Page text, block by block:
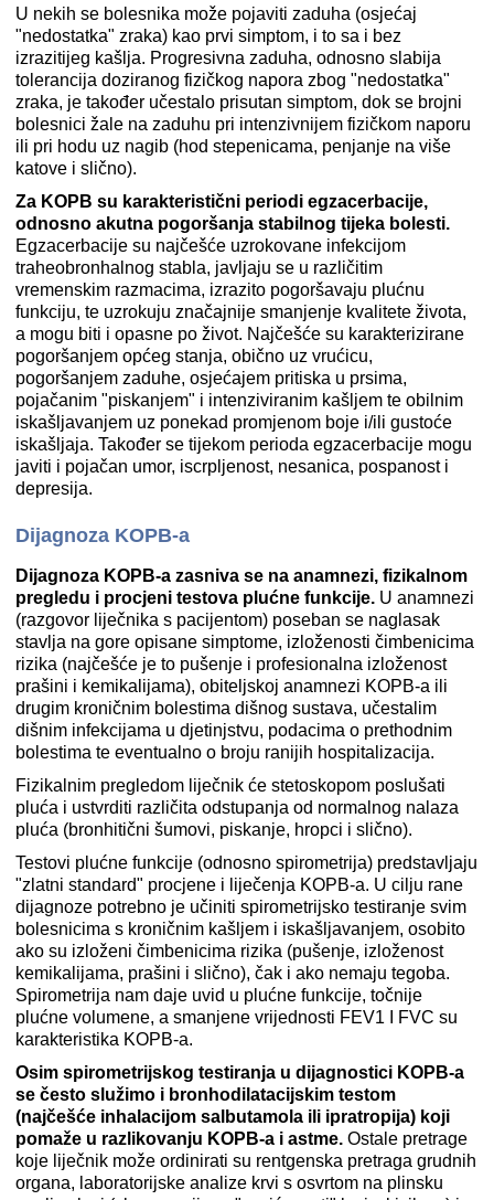
U nekih se bolesnika može pojaviti zaduha (osjećaj
"nedostatka" zraka) kao prvi simptom, i to sa i bez
izrazitijeg kašlja. Progresivna zaduha, odnosno slabija
tolerancija doziranog fizičkog napora zbog "nedostatka"
zraka, je također učestalo prisutan simptom, dok se brojni
bolesnici žale na zaduhu pri intenzivnijem fizičkom naporu
ili pri hodu uz nagib (hod stepenicama, penjanje na više
katove i slično).
Za KOPB su karakteristični periodi egzacerbacije,
odnosno akutna pogoršanja stabilnog tijeka bolesti.
Egzacerbacije su najčešće uzrokovane infekcijom
traheobronhalnog stabla, javljaju se u različitim
vremenskim razmacima, izrazito pogoršavaju plućnu
funkciju, te uzrokuju značajnije smanjenje kvalitete života,
a mogu biti i opasne po život. Najčešće su karakterizirane
pogoršanjem općeg stanja, obično uz vrućicu,
pogoršanjem zaduhe, osjećajem pritiska u prsima,
pojačanim "piskanjem" i intenziviranim kašljem te obilnim
iskašljavanjem uz ponekad promjenom boje i/ili gustoće
iskašljaja. Također se tijekom perioda egzacerbacije mogu
javiti i pojačan umor, iscrpljenost, nesanica, pospanost i
depresija.
Dijagnoza KOPB-a
Dijagnoza KOPB-a zasniva se na anamnezi, fizikalnom
pregledu i procjeni testova plućne funkcije. U anamnezi
(razgovor liječnika s pacijentom) poseban se naglasak
stavlja na gore opisane simptome, izloženosti čimbenicima
rizika (najčešće je to pušenje i profesionalna izloženost
prašini i kemikalijama), obiteljskoj anamnezi KOPB-a ili
drugim kroničnim bolestima dišnog sustava, učestalim
dišnim infekcijama u djetinjstvu, podacima o prethodnim
bolestima te eventualno o broju ranijih hospitalizacija.
Fizikalnim pregledom liječnik će stetoskopom poslušati
pluća i ustvrditi različita odstupanja od normalnog nalaza
pluća (bronhitični šumovi, piskanje, hropci i slično).
Testovi plućne funkcije (odnosno spirometrija) predstavljaju
"zlatni standard" procjene i liječenja KOPB-a. U cilju rane
dijagnoze potrebno je učiniti spirometrijsko testiranje svim
bolesnicima s kroničnim kašljem i iskašljavanjem, osobito
ako su izloženi čimbenicima rizika (pušenje, izloženost
kemikalijama, prašini i slično), čak i ako nemaju tegoba.
Spirometrija nam daje uvid u plućne funkcije, točnije
plućne volumene, a smanjene vrijednosti FEV1 I FVC su
karakteristika KOPB-a.
Osim spirometrijskog testiranja u dijagnostici KOPB-a
se često služimo i bronhodilatacijskim testom
(najčešće inhalacijom salbutamola ili ipratropija) koji
pomaže u razlikovanju KOPB-a i astme. Ostale pretrage
koje liječnik može ordinirati su rentgenska pretraga grudnih
organa, laboratorijske analize krvi s osvrtom na plinsku